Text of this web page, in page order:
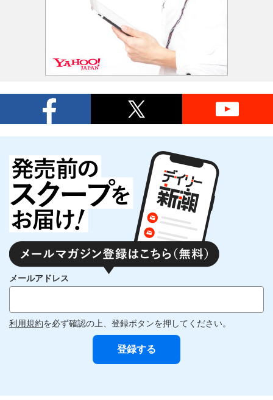
メールアドレス
利用規約を必ず確認の上、登録ボタンを押してください。